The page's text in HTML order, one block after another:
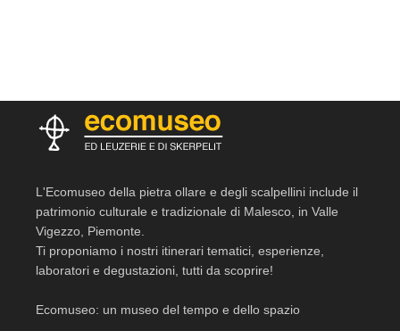
L'Ecomuseo della pietra ollare e degli scalpellini include il
patrimonio culturale e tradizionale di Malesco, in Valle
Vigezzo, Piemonte.
Ti proponiamo i nostri itinerari tematici, esperienze,
laboratori e degustazioni, tutti da scoprire!
Ecomuseo: un museo del tempo e dello spazio